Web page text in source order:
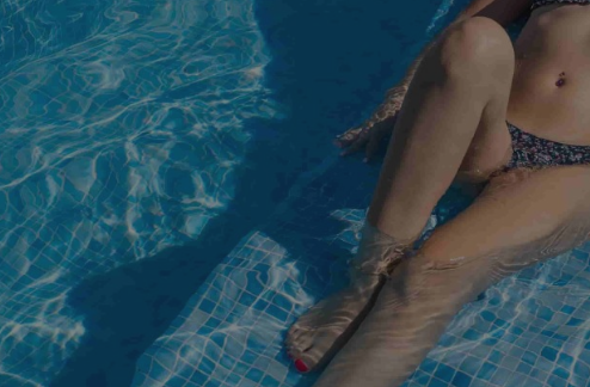
Estamos disponibles para ti a cualquier
hora del día.
¿Qué incluye mi régimen?
Cómo reservar y gestión de tu reserva
Modificar mi reserva